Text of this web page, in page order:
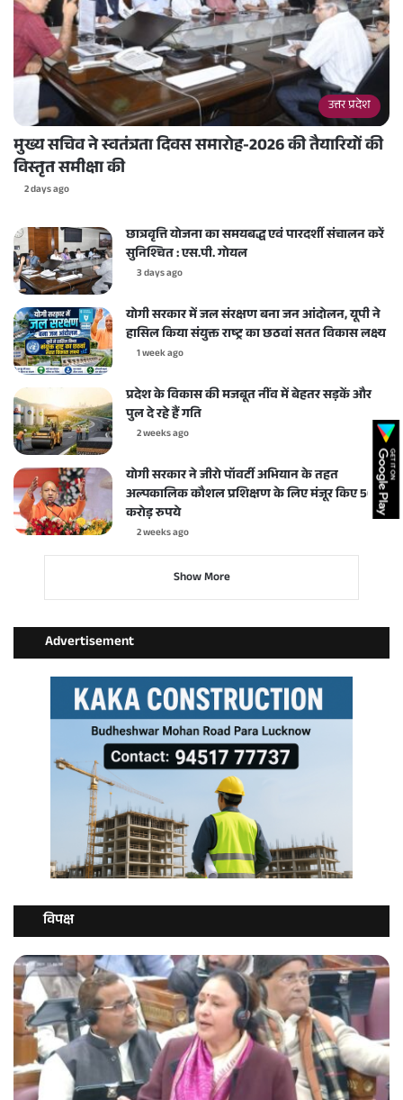
उत्तर प्रदेश
मुख्य सचिव ने स्वतंत्रता दिवस समारोह-2026 की तैयारियों की
विस्तृत समीक्षा की
2 days ago
छात्रवृत्ति योजना का समयबद्ध एवं पारदर्शी संचालन करें
सुनिश्चित : एस.पी. गोयल
3 days ago
योगी सरकार में जल संरक्षण बना जन आंदोलन, यूपी ने
हासिल किया संयुक्त राष्ट्र का छठवां सतत विकास लक्ष्य
1 week ago
प्रदेश के विकास की मजबूत नींव में बेहतर सड़कें और
पुल दे रहे हैं गति
2 weeks ago
योगी सरकार ने जीरो पॉवर्टी अभियान के तहत
अल्पकालिक कौशल प्रशिक्षण के लिए मंजूर किए 50
करोड़ रुपये
2 weeks ago
Show More
Advertisement
विपक्ष